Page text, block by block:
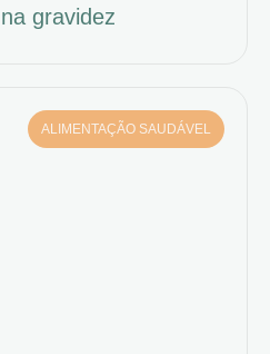
gravidez
ALIMENTAÇÃO SAUDÁVEL